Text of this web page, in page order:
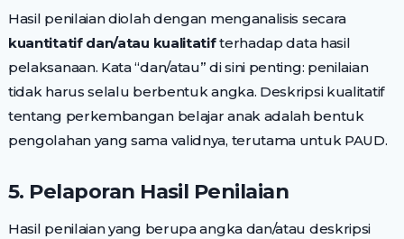
Hasil penilaian diolah dengan menganalisis secara
kuantitatif dan/atau kualitatifterhadap data hasil
pelaksanaan. Kata “dan/atau” di sini penting: penilaian
tidak harus selalu berbentuk angka. Deskripsi kualitatif
tentang perkembangan belajar anak adalah bentuk
pengolahan yang sama validnya, terutama untuk PAUD.
5. Pelaporan Hasil Penilaian
Hasil penilaian yang berupa angka dan/atau deskripsi